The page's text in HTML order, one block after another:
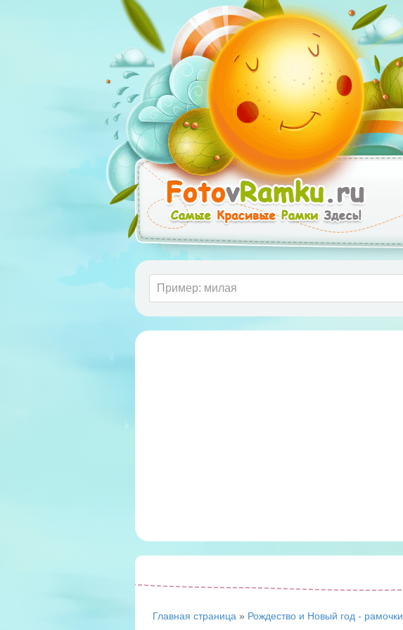
Главная страница » Рождество и Новый год - рамочки